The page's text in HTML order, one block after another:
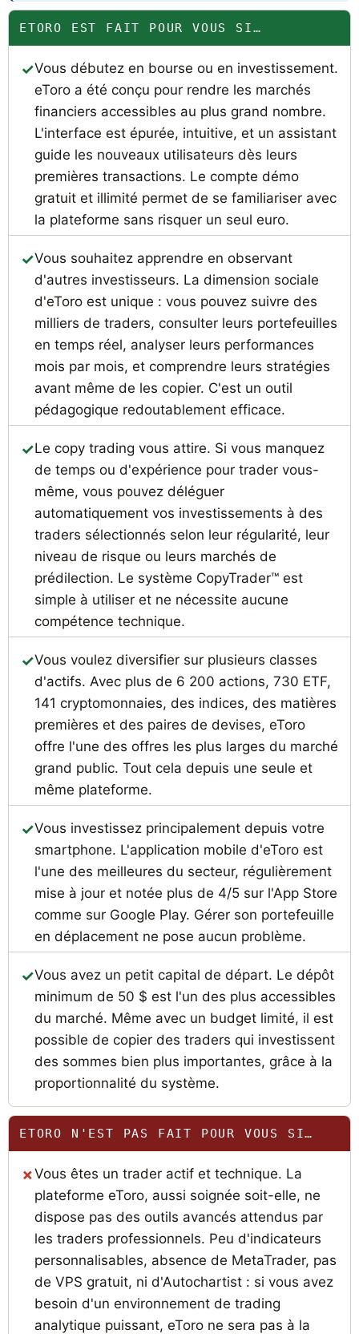
ETORO EST FAIT POUR VOUS SI…
Vous débutez en bourse ou en investissement.
eToro a été conçu pour rendre les marchés
financiers accessibles au plus grand nombre.
L'interface est épurée, intuitive, et un assistant
guide les nouveaux utilisateurs dès leurs
premières transactions. Le compte démo
gratuit et illimité permet de se familiariser avec
la plateforme sans risquer un seul euro.
Vous souhaitez apprendre en observant
d'autres investisseurs. La dimension sociale
d'eToro est unique : vous pouvez suivre des
milliers de traders, consulter leurs portefeuilles
en temps réel, analyser leurs performances
mois par mois, et comprendre leurs stratégies
avant même de les copier. C'est un outil
pédagogique redoutablement efficace.
Le copy trading vous attire. Si vous manquez
de temps ou d'expérience pour trader vous-
même, vous pouvez déléguer
automatiquement vos investissements à des
traders sélectionnés selon leur régularité, leur
niveau de risque ou leurs marchés de
prédilection. Le système CopyTrader™ est
simple à utiliser et ne nécessite aucune
compétence technique.
Vous voulez diversifier sur plusieurs classes
d'actifs. Avec plus de 6 200 actions, 730 ETF,
141 cryptomonnaies, des indices, des matières
premières et des paires de devises, eToro
offre l'une des offres les plus larges du marché
grand public. Tout cela depuis une seule et
même plateforme.
Vous investissez principalement depuis votre
smartphone. L'application mobile d'eToro est
l'une des meilleures du secteur, régulièrement
mise à jour et notée plus de 4/5 sur l'App Store
comme sur Google Play. Gérer son portefeuille
en déplacement ne pose aucun problème.
Vous avez un petit capital de départ. Le dépôt
minimum de 50 $ est l'un des plus accessibles
du marché. Même avec un budget limité, il est
possible de copier des traders qui investissent
des sommes bien plus importantes, grâce à la
proportionnalité du système.
ETORO N'EST PAS FAIT POUR VOUS SI…
Vous êtes un trader actif et technique. La
plateforme eToro, aussi soignée soit-elle, ne
dispose pas des outils avancés attendus par
les traders professionnels. Peu d'indicateurs
personnalisables, absence de MetaTrader, pas
de VPS gratuit, ni d'Autochartist : si vous avez
besoin d'un environnement de trading
analytique puissant, eToro ne sera pas à la